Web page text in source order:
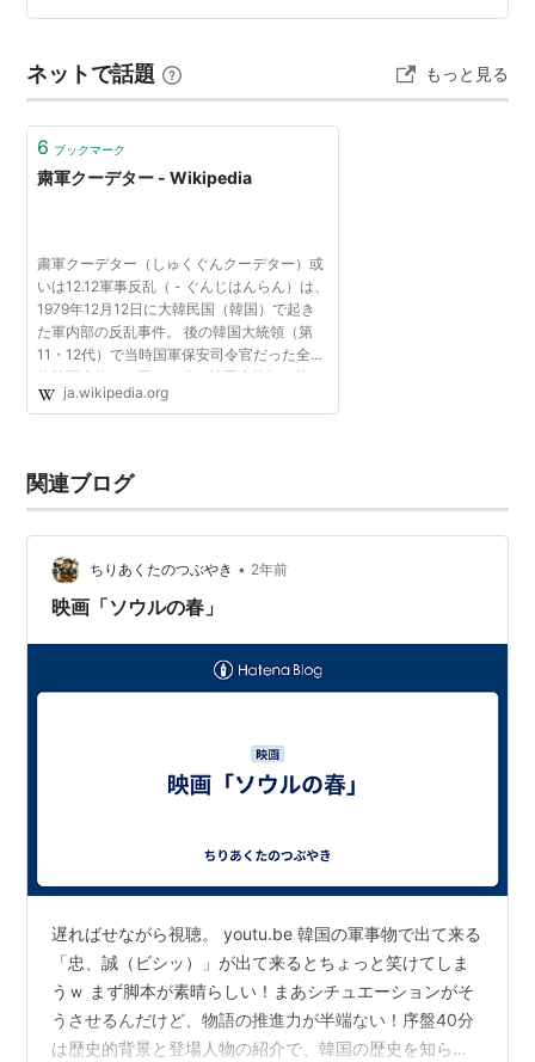
響き渡り、いったい何事かと観客は思…
ネットで話題 もっと見る
6 ブックマーク
粛軍クーデター - Wikipedia
粛軍クーデター（しゅくぐんクーデター）或
いは12.12軍事反乱（ - ぐんじはんらん）は、
1979年12月12日に大韓民国（韓国）で起き
た軍内部の反乱事件。 後の韓国大統領（第
11・12代）で当時国軍保安司令官だった全斗
煥陸軍少将と、同じく後の韓国大統領（第13
代）で当時第9歩兵師団長だった盧泰愚陸軍
ja.wikipedia.org
関連ブログ
ちりあくたのつぶやき • 2年前
映画「ソウルの春」
遅ればせながら視聴。 youtu.be 韓国の軍事物で出て来る
「忠、誠（ビシッ）」が出て来るとちょっと笑けてしま
うｗ まず脚本が素晴らしい！まあシチュエーションがそ
うさせるんだけど、物語の推進力が半端ない！序盤40分
は歴史的背景と登場人物の紹介で、韓国の歴史を知らな